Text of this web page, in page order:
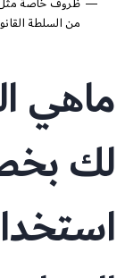
ظروف خاصة مثل
من السلطة
ماهي
لك